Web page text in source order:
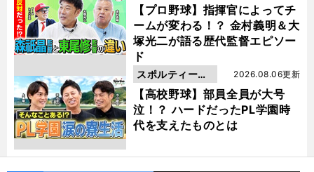
【プロ野球】指揮官によってチ
ームが変わる！？ 金村義明＆大
塚光二が語る歴代監督エピソー
ド
動画
【高校野球】部員全員が大号
泣！？ ハードだったPL学園時
代を支えたものとは
2026.08.06更新
スポルティーバ
動画